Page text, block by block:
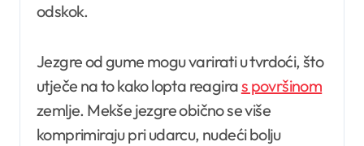
odskok.
Jezgre od gume mogu varirati u tvrdoći, što
utječe na to kako lopta reagiras površinom
zemlje. Mekše jezgre obično se više
komprimiraju pri udarcu, nudeći bolju